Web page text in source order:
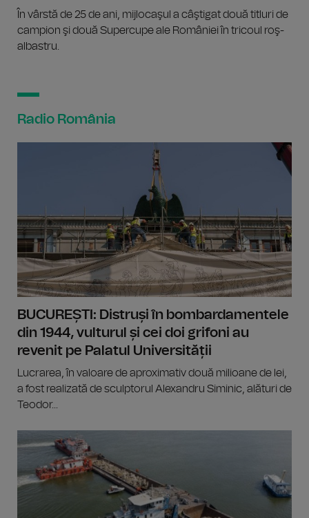
În vârstă de 25 de ani, mijlocaşul a câştigat două titluri de
campion şi două Supercupe ale României în tricoul roş-
albastru.
Radio România
BUCUREȘTI: Distruși în bombardamentele
din 1944, vulturul și cei doi grifoni au
revenit pe Palatul Universității
Lucrarea, în valoare de aproximativ două milioane de lei,
a fost realizată de sculptorul Alexandru Siminic, alături de
Teodor...